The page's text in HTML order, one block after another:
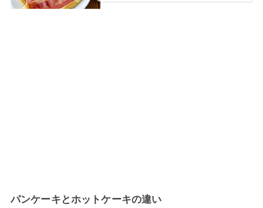
パンケーキとホットケーキの違い